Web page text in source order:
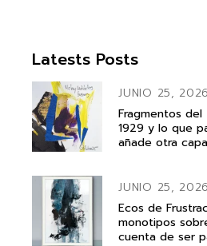
Latests Posts
JUNIO 25, 2026
Fragmentos
1929 y lo que
añade otra capa
JUNIO 25, 2026
Ecos de
monotipos
cuenta de ser